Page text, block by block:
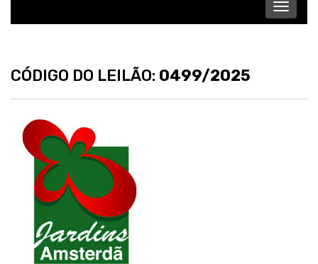
Abrir
menu
CÓDIGO DO LEILÃO: 0499/2025